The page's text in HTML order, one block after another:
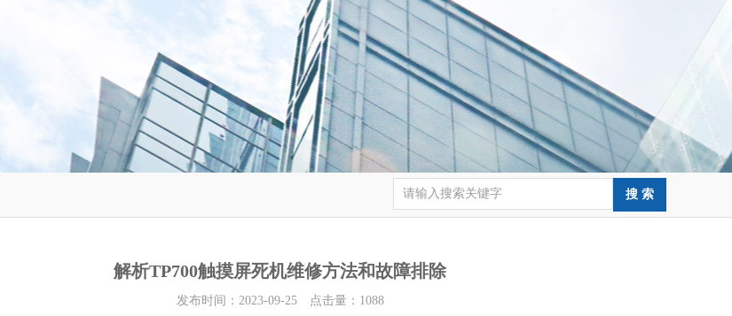
解析TP700触摸屏死机维修方法和故障排除
发布时间：2023-09-25 点击量： 1088